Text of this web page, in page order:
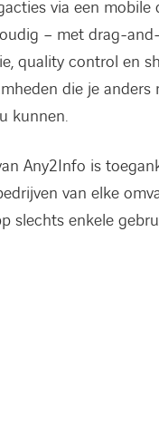
via een mobile
– met drag-
quality control en
die je anders
kunnen.
Any2Info is
van elke
slechts enkele